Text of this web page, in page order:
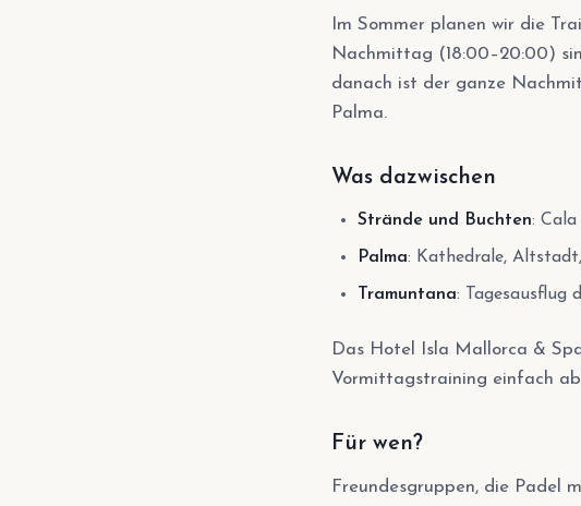
Im Sommer planen wir die
Nachmittag (18:00–20:00)
danach ist der ganze
Palma.
Was dazwischen
Strände und Buchten:
Palma: Kathedrale,
Tramuntana: Tagesausflug
Das Hotel Isla Mallorca &
Vormittagstraining einfach
Für wen?
Freundesgruppen, die Padel